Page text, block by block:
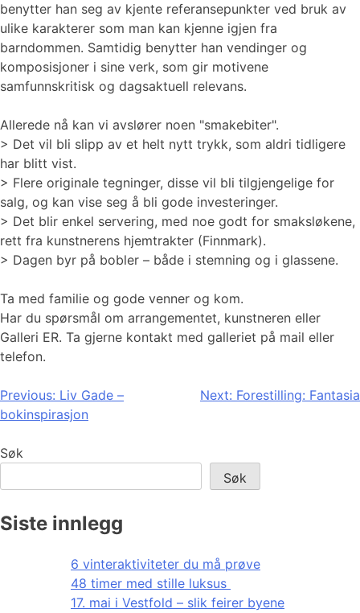
benytter han seg av kjente referansepunkter ved bruk av
ulike karakterer som man kan kjenne igjen fra
barndommen. Samtidig benytter han vendinger og
komposisjoner i sine verk, som gir motivene
samfunnskritisk og dagsaktuell relevans.
Allerede nå kan vi avslører noen "smakebiter".
> Det vil bli slipp av et helt nytt trykk, som aldri tidligere
har blitt vist.
> Flere originale tegninger, disse vil bli tilgjengelige for
salg, og kan vise seg å bli gode investeringer.
> Det blir enkel servering, med noe godt for smaksløkene,
rett fra kunstnerens hjemtrakter (Finnmark).
> Dagen byr på bobler – både i stemning og i glassene.
Ta med familie og gode venner og kom.
Har du spørsmål om arrangementet, kunstneren eller
Galleri ER. Ta gjerne kontakt med galleriet på mail eller
telefon.
Innleggsnavigasjon
Previous: Liv Gade –
bokinspirasjon
Next: Forestilling: Fantasia
Søk
Søk
Siste innlegg
6 vinteraktiviteter du må prøve
48 timer med stille luksus
17. mai i Vestfold – slik feirer byene